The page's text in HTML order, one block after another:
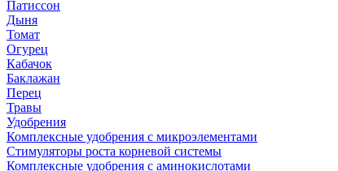
Патиссон
Дыня
Томат
Огурец
Кабачок
Баклажан
Перец
Травы
Удобрения
Комплексные удобрения с микроэлементами
Стимуляторы роста корневой системы
Комплексные удобрения с аминокислотами